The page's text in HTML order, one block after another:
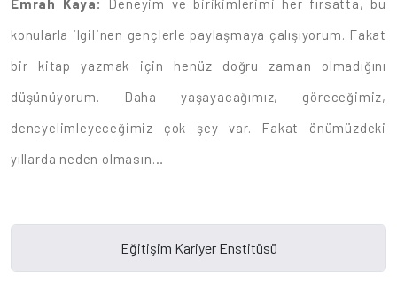
Emrah Kaya:
Deneyim ve birikimlerimi her fırsatta, bu
konularla ilgilinen gençlerle paylaşmaya çalışıyorum. Fakat
bir kitap yazmak için henüz doğru zaman olmadığını
düşünüyorum. Daha yaşayacağımız, göreceğimiz,
deneyelimleyeceğimiz çok şey var. Fakat önümüzdeki
yıllarda neden olmasın…